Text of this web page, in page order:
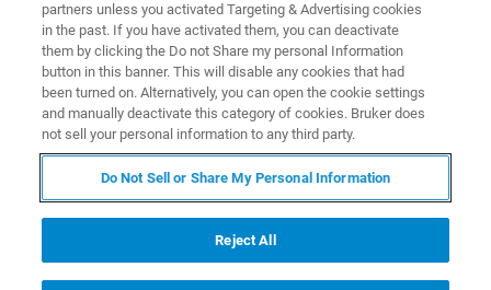
Corso di Analisi Quantitativa con
OPUS/QUANT
Lo sviluppo di modelli quantitativi a partire da dati
spettrali nel vicino Infrarosso richiede competenze
partners unless you activated Targeting & Advertising cookies
in the past. If you have activated them, you can deactivate
them by clicking the Do not Share my personal Information
button in this banner. This will disable any cookies that had
been turned on. Alternatively, you can open the cookie settings
and manually deactivate this category of cookies. Bruker does
not sell your personal information to any third party.
Do Not Sell or Share My Personal Information
Reject All